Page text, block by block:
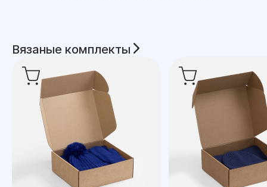
Вязаные комплекты